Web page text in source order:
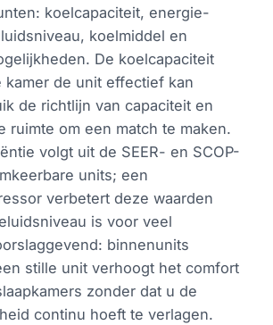
koelcapaciteit, energie-
koelmiddel en
De koelcapaciteit
kamer de unit effectief kan
de richtlijn van capaciteit en
ruimte om een match te maken.
volgt uit de SEER- en SCOP-
units; een
verbetert deze waarden
is voor veel
binnenunits
stille unit verhoogt het comfort
zonder dat u de
continu hoeft te verlagen.